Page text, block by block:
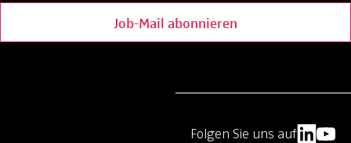
Job-Mail abonnieren
Folgen Sie uns auf